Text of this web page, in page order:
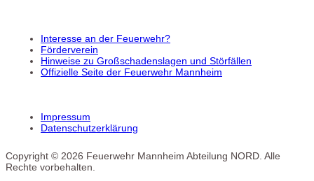
Interesse an der Feuerwehr?
Förderverein
Hinweise zu Großschadenslagen und Störfällen
Offizielle Seite der Feuerwehr Mannheim
Impressum
Datenschutzerklärung
Copyright © 2026 Feuerwehr Mannheim Abteilung NORD. Alle
Rechte vorbehalten.